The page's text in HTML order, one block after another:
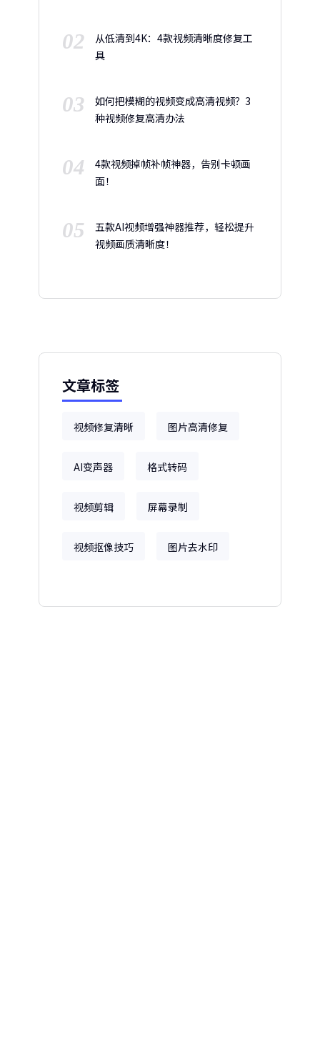
02
从低清到4K：4款视频清晰度修复工
具
03
如何把模糊的视频变成高清视频？3
种视频修复高清办法
04
4款视频掉帧补帧神器，告别卡顿画
面！
05
五款AI视频增强神器推荐，轻松提升
视频画质清晰度！
文章标签
视频修复清晰 图片高清修复
AI变声器 格式转码
视频剪辑 屏幕录制
视频抠像技巧 图片去水印